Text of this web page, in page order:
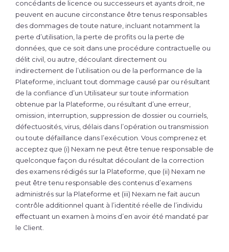
concédants de licence ou successeurs et ayants droit, ne
peuvent en aucune circonstance être tenus responsables
des dommages de toute nature, incluant notamment la
perte d’utilisation, la perte de profits ou la perte de
données, que ce soit dans une procédure contractuelle ou
délit civil, ou autre, découlant directement ou
indirectement de l’utilisation ou de la performance de la
Plateforme, incluant tout dommage causé par ou résultant
de la confiance d’un Utilisateur sur toute information
obtenue par la Plateforme, ou résultant d’une erreur,
omission, interruption, suppression de dossier ou courriels,
défectuosités, virus, délais dans l’opération ou transmission
ou toute défaillance dans l’exécution. Vous comprenez et
acceptez que (i) Nexam ne peut être tenue responsable de
quelconque façon du résultat découlant de la correction
des examens rédigés sur la Plateforme, que (ii) Nexam ne
peut être tenu responsable des contenus d’examens
administrés sur la Plateforme et (iii) Nexam ne fait aucun
contrôle additionnel quant à l’identité réelle de l’individu
effectuant un examen à moins d’en avoir été mandaté par
le Client.